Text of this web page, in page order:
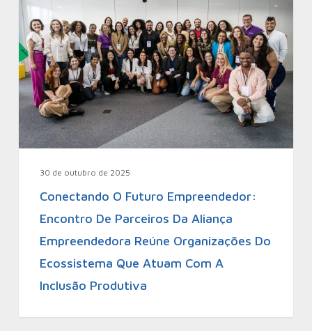
30 de outubro de 2025
Conectando O Futuro Empreendedor:
Encontro De Parceiros Da Aliança
Empreendedora Reúne Organizações Do
Ecossistema Que Atuam Com A
Inclusão Produtiva